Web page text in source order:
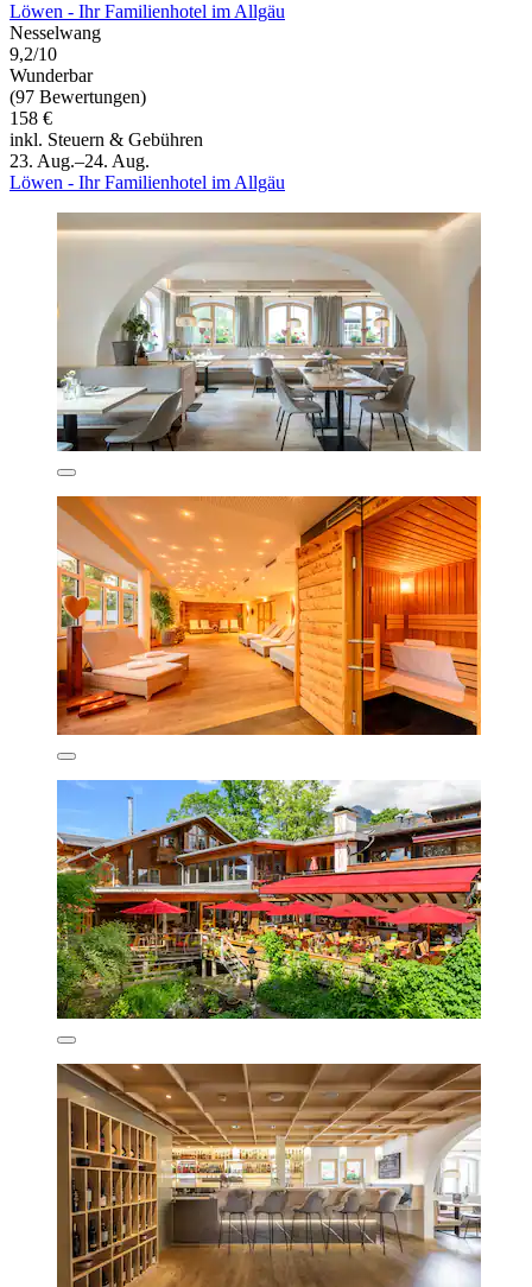
Löwen - Ihr Familienhotel im Allgäu
Nesselwang
9,2/10
Wunderbar
(97 Bewertungen)
158 €
inkl. Steuern & Gebühren
23. Aug.–24. Aug.
Löwen - Ihr Familienhotel im Allgäu